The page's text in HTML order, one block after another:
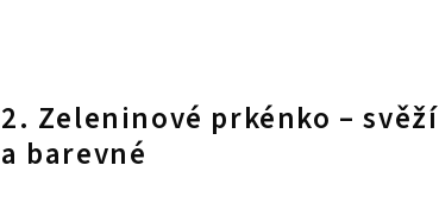
2. Zeleninové prkénko – svěží
a barevné